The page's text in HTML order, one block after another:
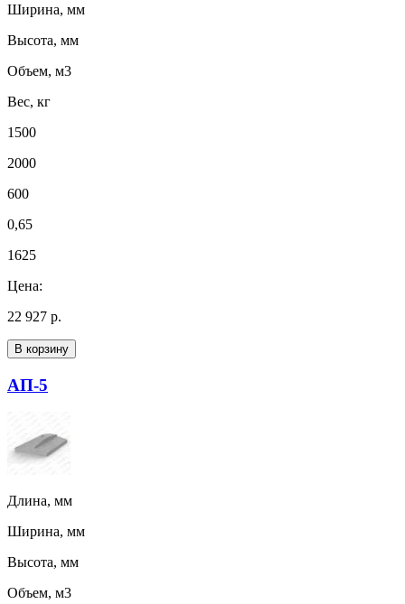
Ширина, мм
Высота, мм
Объем, м3
Вес, кг
1500
2000
600
0,65
1625
Цена:
22 927 р.
В корзину
АП-5
Длина, мм
Ширина, мм
Высота, мм
Объем, м3